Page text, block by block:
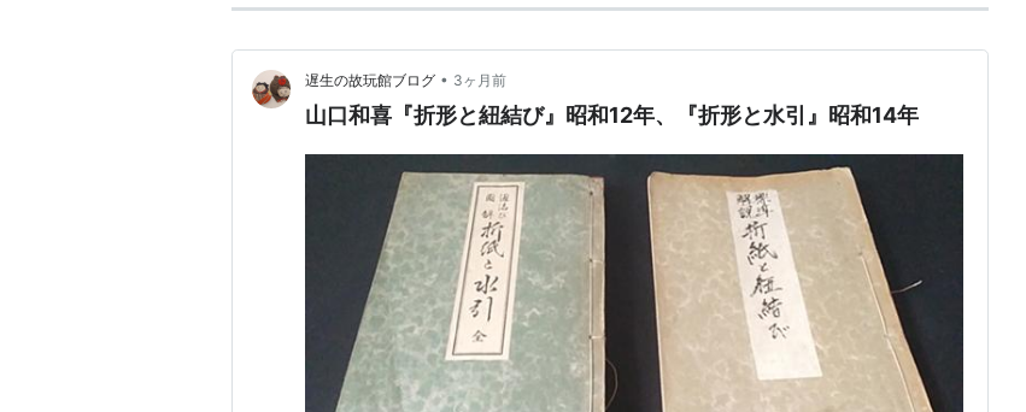
遅生の故玩館ブログ • 3ヶ月前
山口和喜『折形と紐結び』昭和12年、『折形と水引』昭和14年